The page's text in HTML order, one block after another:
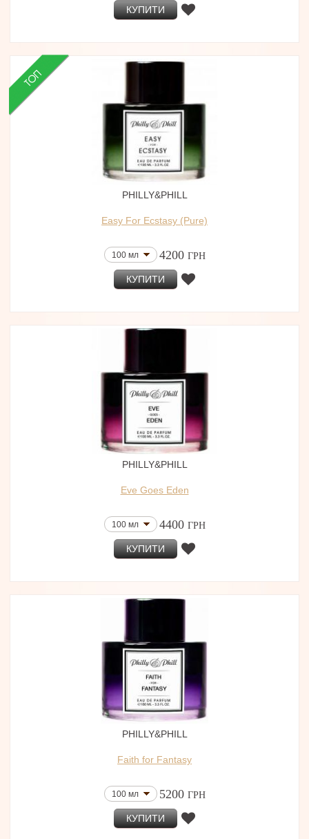
КУПИТИ
PHILLY&PHILL
Easy For Ecstasy (Pure)
100 мл 4200 ГРН
КУПИТИ
PHILLY&PHILL
Eve Goes Eden
100 мл 4400 ГРН
КУПИТИ
PHILLY&PHILL
Faith for Fantasy
100 мл 5200 ГРН
КУПИТИ